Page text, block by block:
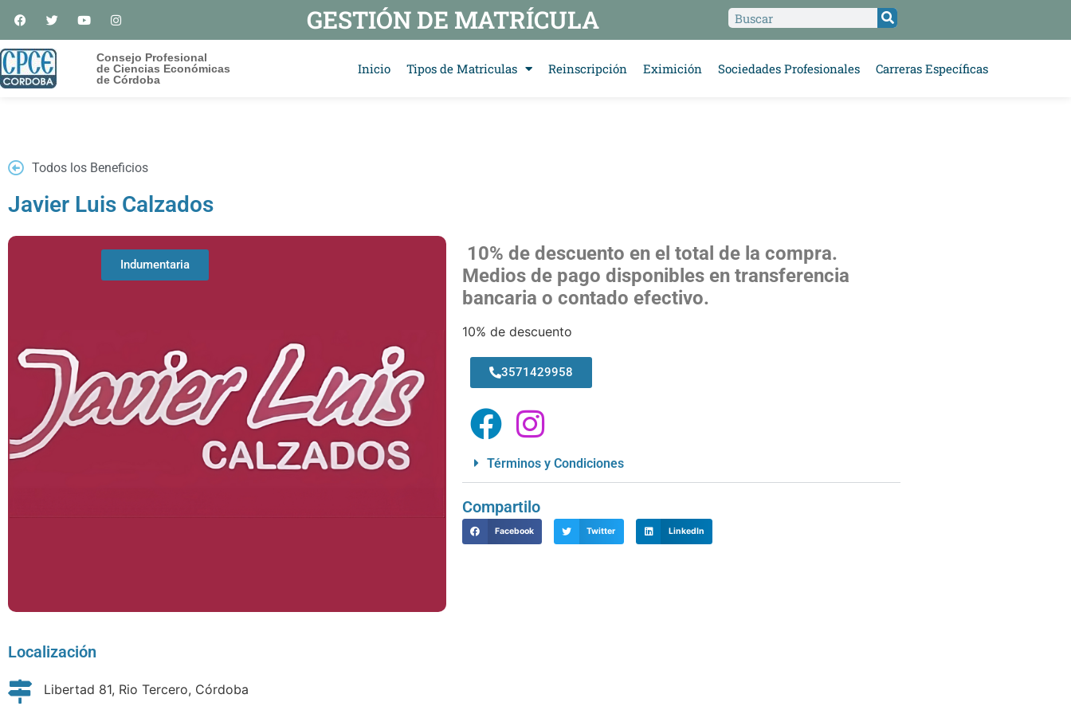
GESTIÓN DE MATRÍCULA
Consejo Profesional
de Ciencias Económicas
de Córdoba
Inicio Tipos de Matriculas Reinscripción Eximición Sociedades Profesionales Carreras Específicas
Todos los Beneficios
Javier Luis Calzados
Indumentaria
10% de descuento en el total de la compra.
Medios de pago disponibles en transferencia
bancaria o contado efectivo.
10% de descuento
3571429958
Términos y Condiciones
Compartilo
Facebook Twitter LinkedIn
Localización
Libertad 81, Rio Tercero, Córdoba